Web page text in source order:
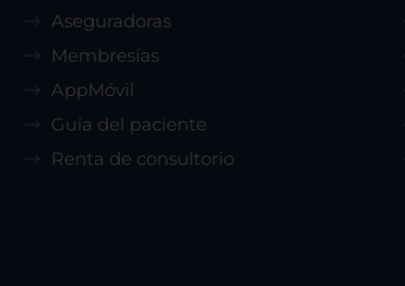
Aseguradoras
Membresías
AppMóvil
Guía del paciente
Renta de consultorio